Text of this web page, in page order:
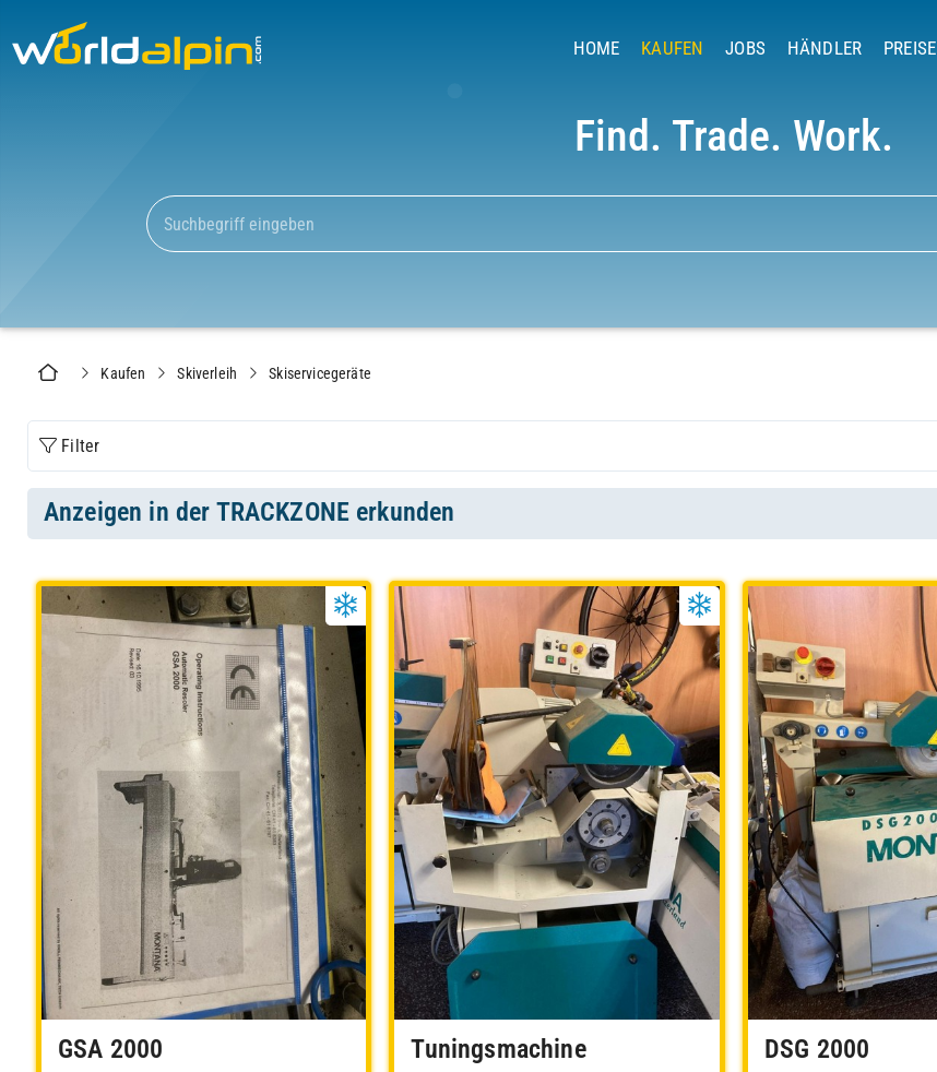
HOME KAUFEN JOBS HÄNDLER PREISE
Find. Trade. Work.
Kaufen Skiverleih Skiservicegeräte
Filter
Anzeigen in der TRACKZONE erkunden
GSA 2000 Tuningsmachine DSG 2000